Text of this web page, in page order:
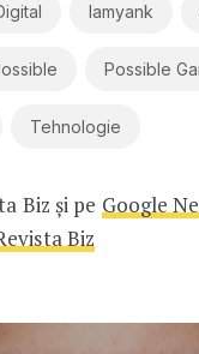
Iamyank
Possible
Tehnologie
Biz și pe Google
Biz